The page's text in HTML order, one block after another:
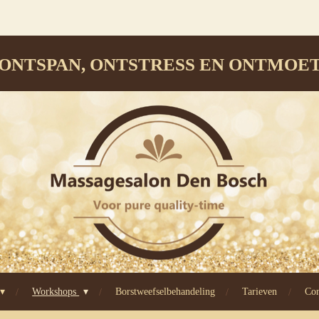
ONTSTRESS EN
Workshops Borstweefselbehandeling Tarieven